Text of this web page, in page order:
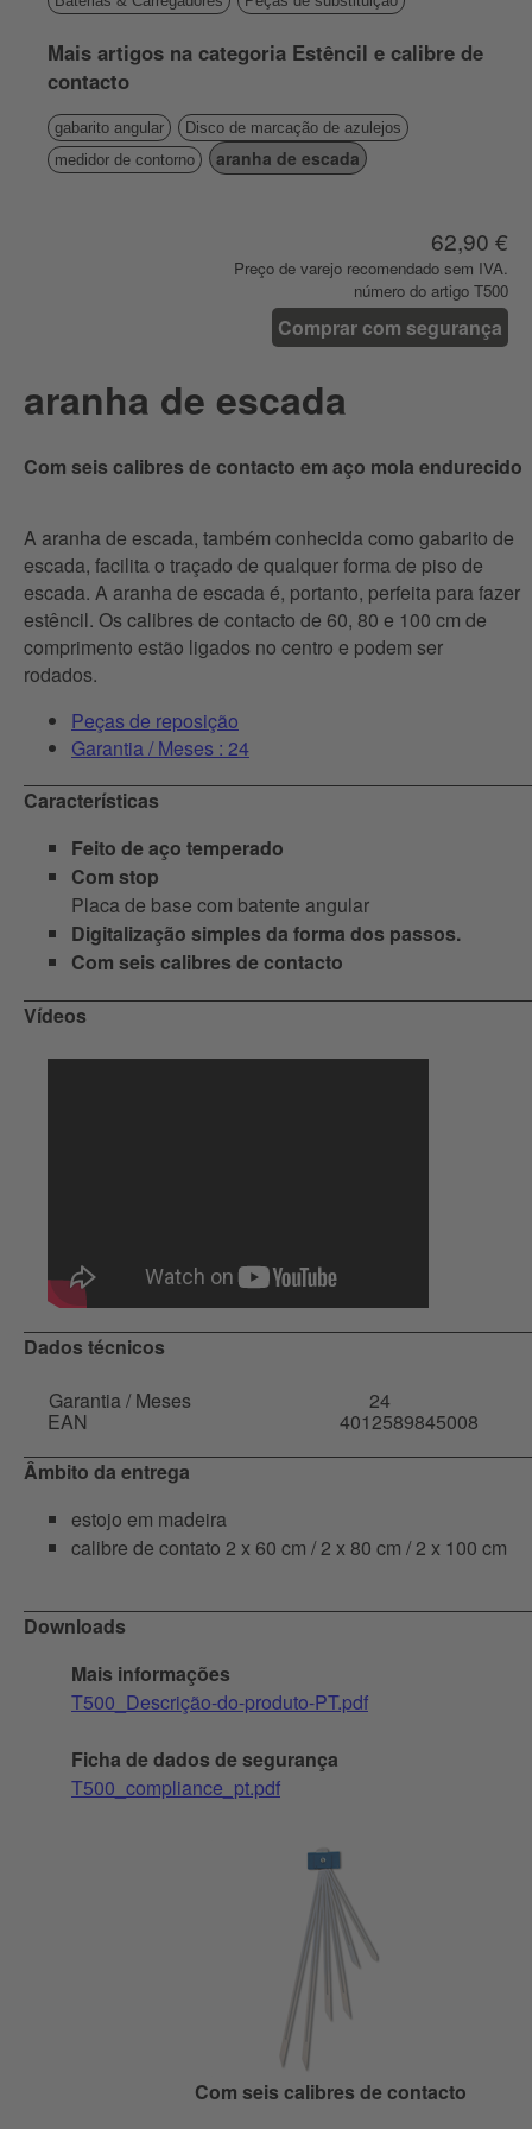
Mais artigos na categoria Estêncil e calibre de
contacto
gabarito angular
Disco de marcação de azulejos
medidor de contorno
aranha de escada
62,90 €
Preço de varejo recomendado sem IVA.
número do artigo T500
Comprar com segurança
aranha de escada
Com seis calibres de contacto em aço mola endurecido
A aranha de escada, também conhecida como gabarito de
escada, facilita o traçado de qualquer forma de piso de
escada. A aranha de escada é, portanto, perfeita para fazer
estêncil. Os calibres de contacto de 60, 80 e 100 cm de
comprimento estão ligados no centro e podem ser
rodados.
Peças de reposição
Garantia / Meses : 24
Características
Feito de aço temperado
Com stop
Placa de base com batente angular
Digitalização simples da forma dos passos.
Com seis calibres de contacto
Vídeos
Dados técnicos
Garantia / Meses
24
EAN
4012589845008
Âmbito da entrega
estojo em madeira
calibre de contato 2 x 60 cm / 2 x 80 cm / 2 x 100 cm
Downloads
Mais informações
T500_Descrição-do-produto-PT.pdf
Ficha de dados de segurança
T500_compliance_pt.pdf
Com seis calibres de contacto